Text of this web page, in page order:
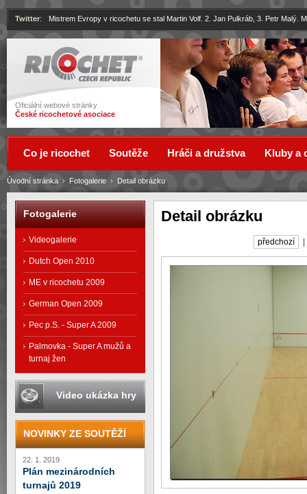
Ricochet
Oficiální webové stránky
České ricochetové asociace
Twitter: Mistrem Evropy v ricochetu se stal Martin Volf. 2. Jan Pulkráb, 3. Petr Malý.
Detail obrázku
předchozí
Úvodní stránka › Fotogalerie › Detail obrázku
Co je ricochet Soutěže Hráči a družstva Kluby a
Fotogalerie
Videogalerie
Dutch Open 2010
ME v ricochetu 2009
German Open 2009
Pec p.S. - Super A 2009
Palmovka - Super A mužů a
turnaj žen
Video ukázka hry
NOVINKY ZE SOUTĚŽÍ
22. 1. 2019
Plán mezinárodních
turnajů 2019